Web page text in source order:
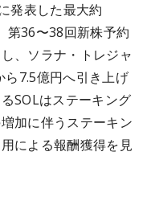
発表した最大約
第36〜38回新株予約
、ソラナ・トレジャ
ら7.5億円へ引き上げ
SOLはステーキング
加に伴うステーキン
による報酬獲得を見